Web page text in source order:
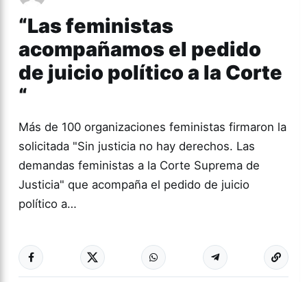
“Las feministas
acompañamos el pedido
de juicio político a la Corte
“
Más de 100 organizaciones feministas firmaron la
solicitada "Sin justicia no hay derechos. Las
demandas feministas a la Corte Suprema de
Justicia" que acompaña el pedido de juicio
político a…
GÉNERO Y
DIVERSIDAD
Más